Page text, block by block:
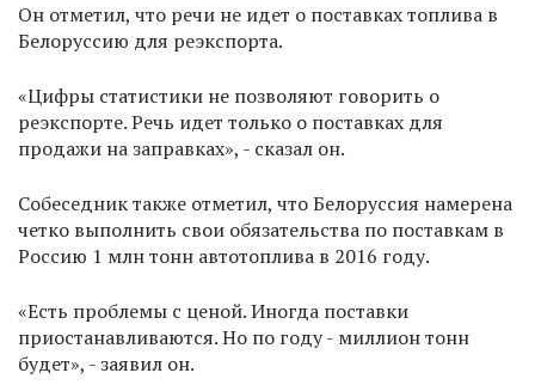
Он отметил, что речи не идет о поставках топлива в
Белоруссию для реэкспорта.
«Цифры статистики не позволяют говорить о
реэкспорте. Речь идет только о поставках для
продажи на заправках», - сказал он.
Собеседник также отметил, что Белоруссия намерена
четко выполнить свои обязательства по поставкам в
Россию 1 млн тонн автотоплива в 2016 году.
«Есть проблемы с ценой. Иногда поставки
приостанавливаются. Но по году - миллион тонн
будет», - заявил он.